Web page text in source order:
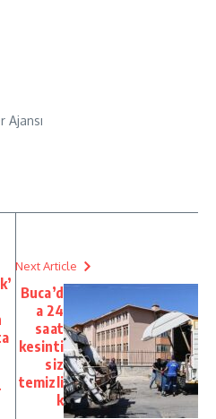
Ajansı
Next Article
Buca’d
a 24
saat
kesinti
siz
temizli
k